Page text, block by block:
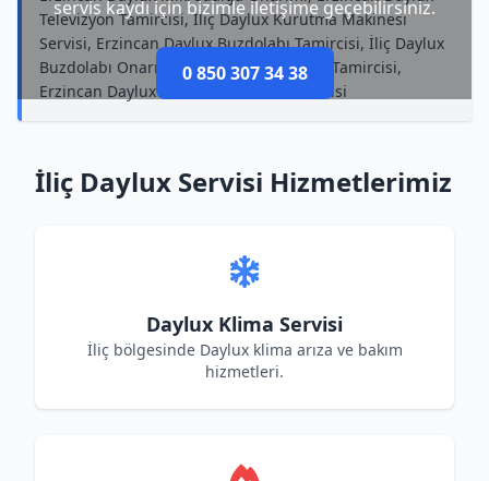
servis kaydı için bizimle iletişime geçebilirsiniz.
0 850 307 34 38
Televizyon Tamircisi, İliç Daylux Kurutma Makinesi
Servisi, Erzincan Daylux Buzdolabı Tamircisi, İliç Daylux
Buzdolabı Onarımı, İliç Daylux Su Isıtıcı Tamircisi,
Erzincan Daylux Kurutma Makinesi Servisi
İliç Daylux Servisi Hizmetlerimiz
Daylux Klima Servisi
İliç bölgesinde Daylux klima arıza ve bakım
hizmetleri.